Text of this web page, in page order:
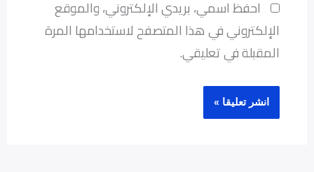
احفظ اسمي، بريدي الإلكتروني، والموقع
الإلكتروني في هذا المتصفح لاستخدامها المرة
المقبلة في تعليقي.